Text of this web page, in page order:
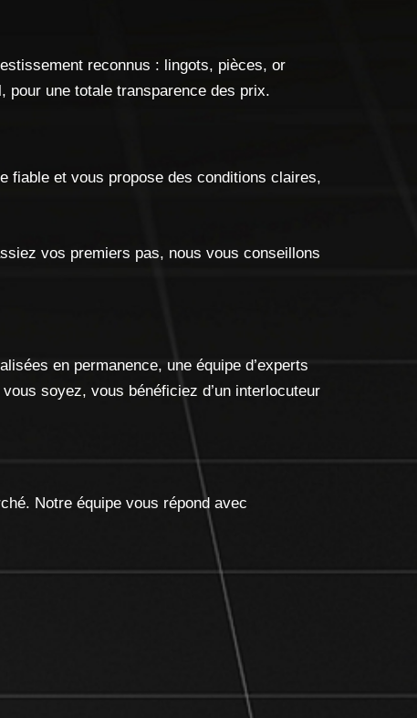
reconnus : lingots, pièces, or
pour une totale transparence des prix.
fiable et vous propose des conditions claires,
vos premiers pas, nous vous conseillons
en permanence, une équipe d’experts
soyez, vous bénéficiez d’un interlocuteur
Notre équipe vous répond avec